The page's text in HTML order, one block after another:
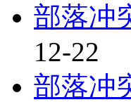
部落冲
12-22
部落冲